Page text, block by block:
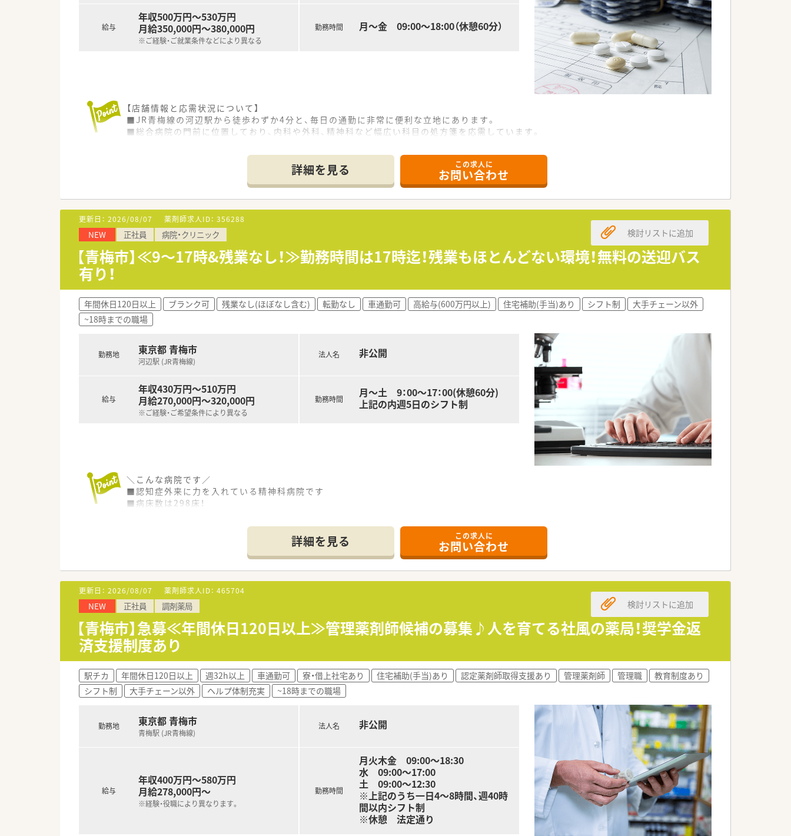
給与
年収500万円～530万円
月給350,000円～380,000円
※ご経験・ご就業条件などにより異なる
勤務時間 月～金 09:00～18:00（休憩60分）
【店舗情報と応需状況について】
■JR青梅線の河辺駅から徒歩わずか4分と、毎日の通勤に非常に便利な立地にあります。
■総合病院の門前に位置しており、内科や外科、精神科など幅広い科目の処方箋を応需しています。
■年間休日は120日以上を確保しており、完全週休2日制の土日祝休みが大きな魅力です。
■月の平均残業時間は6.8時間と非常に少なく、残業代は1分単位でしっかり支給されます。
■有給休暇の消化率は86%と高く、協力体制があるため長期休暇も取得しやすい環境です。
【こんな取り組みをしています】
■ICT事業にも注力しており、LINEなどを活用した業務効率化を積極的に推進しています。
■認定薬剤師の取得を全額会社負担で支援しており、社員の継続的なスキルアップを後押しします。
■従業員の働きやすさを第一に考え、残業時間の削減や有給休暇の取得を会社全体で奨励しています。
詳細を見る この求人に
お問い合わせ
更新日： 2026/08/07 薬剤師求人ID： 356288
NEW 正社員 病院・クリニック
【青梅市】≪9～17時&残業なし！≫勤務時間は17時迄！残業もほとんどない環境！無料の送迎バス
有り！
検討リストに追加
年間休日120日以上 ブランク可 残業なし(ほぼなし含む) 転勤なし 車通勤可 高給与(600万円以上) 住宅補助(手当)あり シフト制
大手チェーン以外
~18時までの職場
勤務地 東京都 青梅市
河辺駅 (JR青梅線)
給与
年収430万円～510万円
月給270,000円～320,000円
※ご経験・ご希望条件により異なる
法人名 非公開
勤務時間
月～土 9：00～17：00(休憩60分)
上記の内週5日のシフト制
＼こんな病院です／
■認知症外来に力を入れている精神科病院です
■病床数は298床！
■勤務時間が17時迄！残業もほとんどないのため、プライベートとの両立がしやすい環境です♪
■有休を1時間単位で使用することができ、予定に合わせて柔軟にお休みも取得可能。
■最寄駅から無料の送迎バスあり！
■産休・育休取得者多数！お子様が9歳になる迄時短勤務での就業が可能です♪
＼こんな業務内容です／
■入院患者の調剤がメイン。薬歴管理、持参薬の鑑別等も行います。
■病棟での服薬指導も行っていただきます。
■当直なし！
■委員会活動にもご参加いただけます。(例)医療安全委員会、感染対策防止委員会 等
＼こんな方におすすめです／
■17時迄の勤務を希望される方
■夜勤なしの環境で働きたい方
■病院経験をお持ちのお方歓迎いたします。
詳細を見る この求人に
お問い合わせ
更新日： 2026/08/07 薬剤師求人ID： 465704
NEW 正社員 調剤薬局
【青梅市】急募≪年間休日120日以上≫管理薬剤師候補の募集♪人を育てる社風の薬局！奨学金返
済支援制度あり
検討リストに追加
駅チカ 年間休日120日以上 週32h以上 車通勤可 寮・借上社宅あり 住宅補助(手当)あり 認定薬剤師取得支援あり 管理薬剤師 管理職
教育制度あり
シフト制
大手チェーン以外 ヘルプ体制充実 ~18時までの職場
勤務地 東京都 青梅市
青梅駅 (JR青梅線)
給与
年収400万円～580万円
月給278,000円～
※経験・役職により異なります。
法人名 非公開
勤務時間
月火木金 09:00～18:30
水 09:00～17:00
土 09:00～12:30
※上記のうち一日4～8時間、週40時
間以内シフト制
※休憩 法定通り